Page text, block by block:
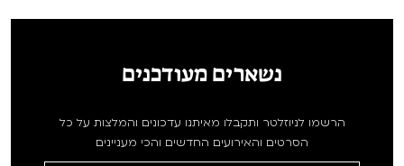
נשארים מעודכנים
הרשמו לניוזלטר ותקבלו מאיתנו עדכונים והמלצות על כל
הסרטים והאירועים החדשים והכי מעניינים